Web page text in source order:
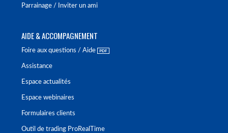
Parrainage / Inviter un ami
AIDE & ACCOMPAGNEMENT
Foire aux questions / Aide
Assistance
Espace actualités
Espace webinaires
Formulaires clients
Outil de trading ProRealTime